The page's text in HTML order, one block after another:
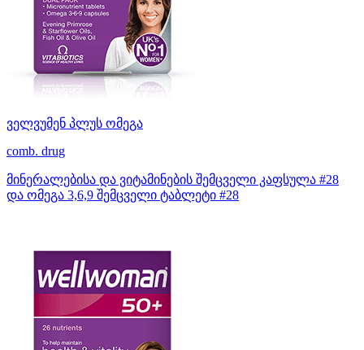
ველვუმენ პლუს ომეგა
comb. drug
მინერალებისა და ვიტამინების შემცველი კაფსულა #28
და ომეგა 3,6,9 შემცველი ტაბლეტი #28